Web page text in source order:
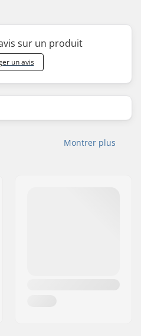
sur un produit
un avis
Montrer plus